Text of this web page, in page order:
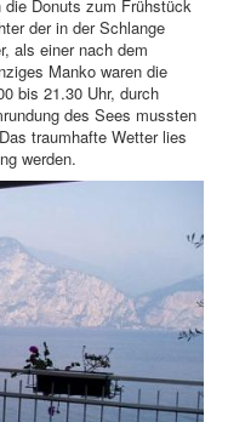
Donuts zum Frühstück
der in der Schlange
als einer nach dem
Manko waren die
bis 21.30 Uhr, durch
des Sees mussten
traumhafte Wetter lies
werden.